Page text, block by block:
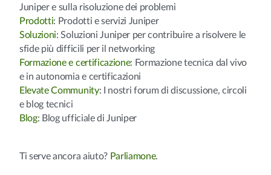
Juniper e sulla risoluzione dei problemi
Prodotti: Prodotti e servizi Juniper
Soluzioni: Soluzioni Juniper per contribuire a risolvere le
sfide più difficili per il networking
Formazione e certificazione: Formazione tecnica dal vivo
e in autonomia e certificazioni
Elevate Community: I nostri forum di discussione, circoli
e blog tecnici
Blog: Blog ufficiale di Juniper
Ti serve ancora aiuto? Parliamone.